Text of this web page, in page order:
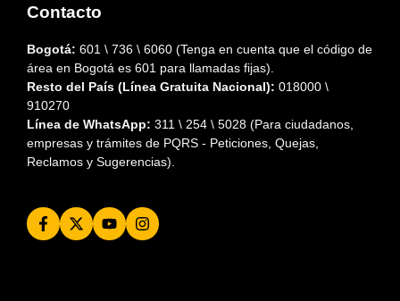
Contacto
Bogotá: 601 \ 736 \ 6060 (Tenga en cuenta que el código de
área en Bogotá es 601 para llamadas fijas).
Resto del País (Línea Gratuita Nacional): 018000 \
910270
Línea de WhatsApp: 311 \ 254 \ 5028 (Para ciudadanos,
empresas y trámites de PQRS - Peticiones, Quejas,
Reclamos y Sugerencias).